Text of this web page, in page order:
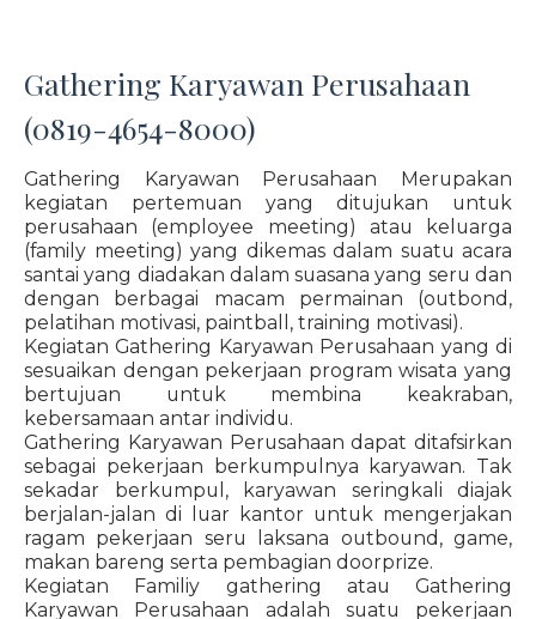
Gathering Karyawan Perusahaan
(0819-4654-8000)
Gathering Karyawan Perusahaan Merupakan
kegiatan pertemuan yang ditujukan untuk
perusahaan (employee meeting) atau keluarga
(family meeting) yang dikemas dalam suatu acara
santai yang diadakan dalam suasana yang seru dan
dengan berbagai macam permainan (outbond,
pelatihan motivasi, paintball, training motivasi).
Kegiatan Gathering Karyawan Perusahaan yang di
sesuaikan dengan pekerjaan program wisata yang
bertujuan untuk membina keakraban,
kebersamaan antar individu.
Gathering Karyawan Perusahaan dapat ditafsirkan
sebagai pekerjaan berkumpulnya karyawan. Tak
sekadar berkumpul, karyawan seringkali diajak
berjalan-jalan di luar kantor untuk mengerjakan
ragam pekerjaan seru laksana outbound, game,
makan bareng serta pembagian doorprize.
Kegiatan Familiy gathering atau Gathering
Karyawan Perusahaan adalah suatu pekerjaan